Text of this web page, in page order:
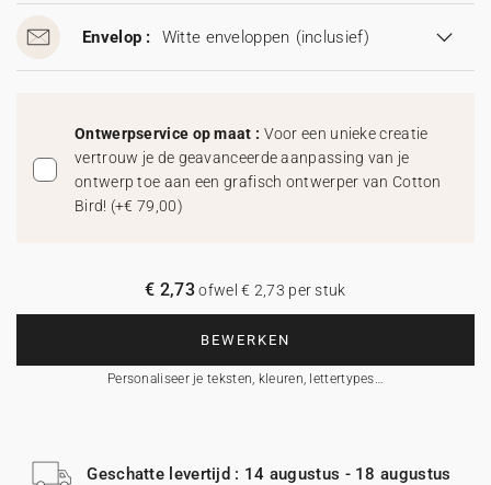
Envelop : Witte enveloppen (inclusief)
Ontwerpservice op maat : Voor een unieke creatie
vertrouw je de geavanceerde aanpassing van je
ontwerp toe aan een grafisch ontwerper van Cotton
Bird! (+€ 79,00)
BEWERKEN
Personaliseer je teksten, kleuren, lettertypes…
€ 2,73ofwel € 2,73 per stuk
Geschatte levertijd : 14 augustus - 18 augustus